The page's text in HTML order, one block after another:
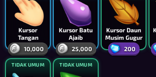
Kursor
Tangan
10,000
Kursor Batu
Ajaib
25,000
Kursor Daun
Musim Gugur
200
TIDAK UMUM TIDAK UMUM